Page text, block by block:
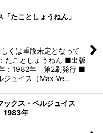
たことしょうねん」
くは重版未定となって
たことしょうねん ■出版
：1982年 第2刷発行 ■
ジュイス（Max Ve…
ックス・ベルジュイス
1983年